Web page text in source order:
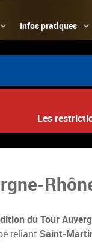
Infos pratiques
Les
du Tour
reliant Saint-